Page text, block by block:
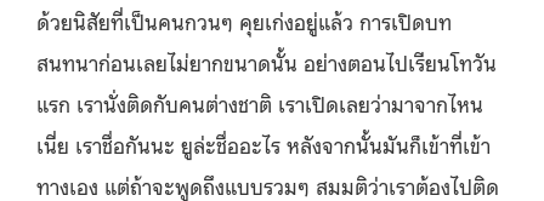
ด้วยนิสัยที่เป็นคนกวนๆ คุยเก่งอยู่แล้ว การเปิดบท
สนทนาก่อนเลยไม่ยากขนาดนั้น อย่างตอนไปเรียนโทวัน
แรก เรานั่งติดกับคนต่างชาติ เราเปิดเลยว่ามาจากไหน
เนี่ย เราชื่อกันนะ ยูล่ะชื่ออะไร หลังจากนั้นมันก็เข้าที่เข้า
ทางเอง แต่ถ้าจะพูดถึงแบบรวมๆ สมมติว่าเราต้องไปติด